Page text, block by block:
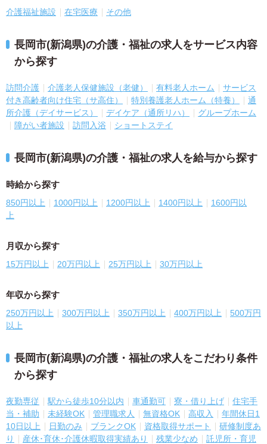
介護福祉施設 在宅医療 その他
長岡市(新潟県)の介護・福祉の求人をサービス内容
から探す
訪問介護 介護老人保健施設（老健） 有料老人ホーム
サービス
付き高齢者向け住宅（サ高住）
特別養護老人ホーム（特養）
通
所介護（デイサービス）
デイケア（通所リハ）
グループホーム
障がい者施設
訪問入浴 ショートステイ
長岡市(新潟県)の介護・福祉の求人を給与から探す
時給から探す
850円以上 1000円以上 1200円以上 1400円以上
1600円以
上
月収から探す
15万円以上 20万円以上 25万円以上 30万円以上
年収から探す
250万円以上 300万円以上 350万円以上 400万円以上
500万円
以上
長岡市(新潟県)の介護・福祉の求人をこだわり条件
から探す
夜勤専従 駅から徒歩10分以内 車通勤可 寮・借り上げ
住宅手
当・補助
未経験OK 管理職求人 無資格OK 高収入
年間休日1
10日以上
日勤のみ ブランクOK 資格取得サポート
研修制度あ
り
産休･育休･介護休暇取得実績あり 残業少なめ
託児所・育児